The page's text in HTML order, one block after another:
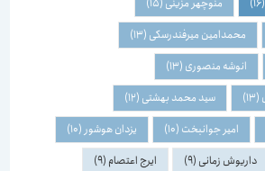
محمدامین میرفندرسکی(13)
انوشه منصوری(13)
سید محمد بهشتی(12)
امیر جوانبخت(10) یزدان هوشور(10)
داریوش زمانی(9) ایرج اعتصام(9)